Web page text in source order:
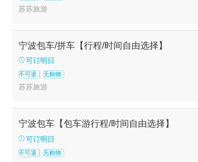
谷+宁波植物园+杭州湾萤火虫城堡+宁波文
灵谷+象山龙溪峡谷漂流+四明山杖锡风景区
欢乐世界+东钱湖下水湿地公园+天苑+梅山
群1日游
苏苏旅游
宁波包车/拼车【行程/时间自由选择】
可订明日
不可退 无购物
苏苏旅游
宁波包车【包车游行程/时间自由选择】
可订明日
不可退 无购物